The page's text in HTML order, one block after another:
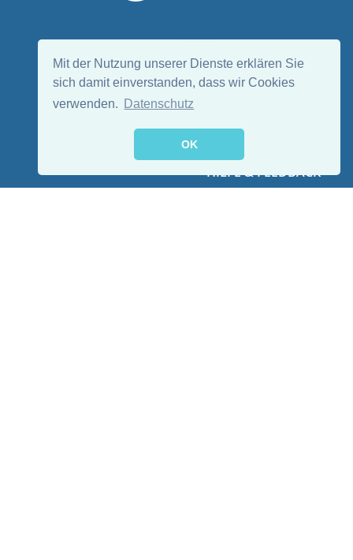
Mit der Nutzung unserer Dienste erklären Sie
sich damit einverstanden, dass wir Cookies
verwenden.
Datenschutz
OK
HILFE & FEEDBACK
EN